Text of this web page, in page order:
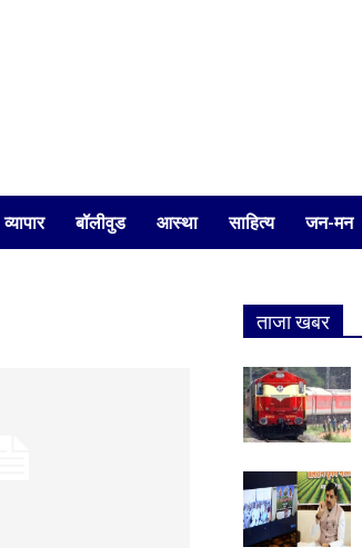
व्यापार बॉलीवुड आस्था साहित्य जन-मन
ताजा खबर